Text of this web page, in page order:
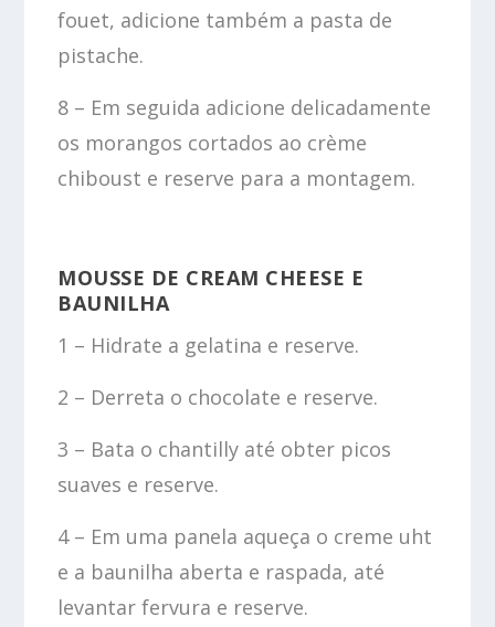
fouet, adicione também a pasta de
pistache.
8 – Em seguida adicione delicadamente
os morangos cortados ao crème
chiboust e reserve para a montagem.
MOUSSE DE CREAM CHEESE E
BAUNILHA
1 – Hidrate a gelatina e reserve.
2 – Derreta o chocolate e reserve.
3 – Bata o chantilly até obter picos
suaves e reserve.
4 – Em uma panela aqueça o creme uht
e a baunilha aberta e raspada, até
levantar fervura e reserve.